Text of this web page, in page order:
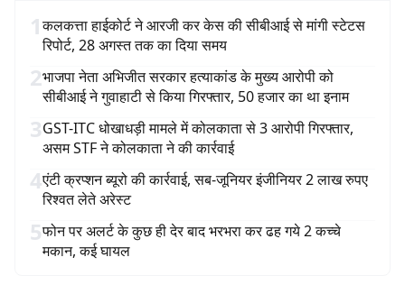
1कलकत्ता हाईकोर्ट ने आरजी कर केस की सीबीआई से मांगी स्टेटस
रिपोर्ट, 28 अगस्त तक का दिया समय
2भाजपा नेता अभिजीत सरकार हत्याकांड के मुख्य आरोपी को
सीबीआई ने गुवाहाटी से किया गिरफ्तार, 50 हजार का था इनाम
3GST-ITC धोखाधड़ी मामले में कोलकाता से 3 आरोपी गिरफ्तार,
असम STF ने कोलकाता ने की कार्रवाई
4एंटी क्रप्शन ब्यूरो की कार्रवाई, सब-जूनियर इंजीनियर 2 लाख रुपए
रिश्वत लेते अरेस्ट
5फोन पर अलर्ट के कुछ ही देर बाद भरभरा कर ढह गये 2 कच्चे
मकान, कई घायल